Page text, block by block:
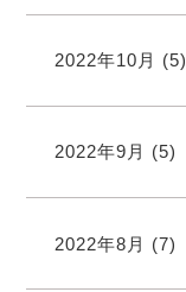
2022年10月 (5)
2022年9月 (5)
2022年8月 (7)